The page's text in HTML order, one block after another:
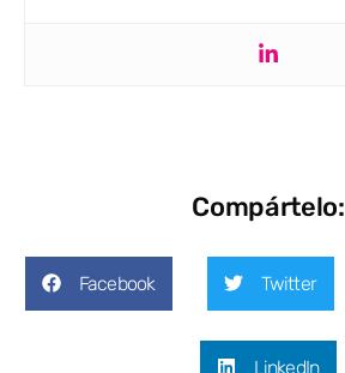
Compártelo:
Facebook Twitter
LinkedIn